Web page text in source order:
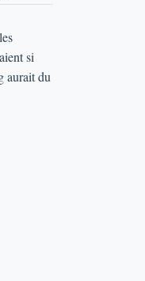
si
aurait du